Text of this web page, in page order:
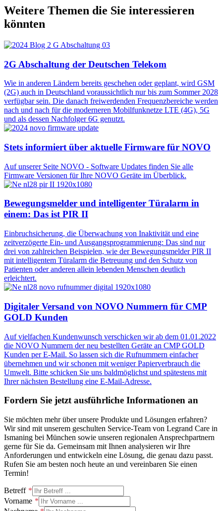
Weitere Themen die Sie interessieren
könnten
2G Abschaltung der Deutschen Telekom
Wie in anderen Ländern bereits geschehen oder geplant, wird GSM
(2G) auch in Deutschland voraussichtlich nur bis zum Sommer 2028
verfügbar sein. Die danach freiwerdenden Frequenzbereiche werden
nach und nach für die moderneren Mobilfunknetze LTE (4G), 5G
und als dessen Nachfolger 6G genutzt.
Stets informiert über aktuelle Firmware für NOVO
Auf unserer Seite NOVO - Software Updates finden Sie alle
Firmware Versionen für Ihre NOVO Geräte im Überblick.
Bewegungsmelder und intelligenter Türalarm in
einem: Das ist PIR II
Einbruchsicherung, die Überwachung von Inaktivität und eine
zeitverzögerte Ein- und Ausgangsprogrammierung: Das sind nur
drei von zahlreichen Beispielen, wie der Bewegungsmelder PIR II
mit intelligentem Türalarm die Betreuung und den Schutz von
Patienten oder anderen allein lebenden Menschen deutlich
erleichtert.
Digitaler Versand von NOVO Nummern für CMP
GOLD Kunden
Auf vielfachen Kundenwunsch verschicken wir ab dem 01.01.2022
die NOVO Nummern der neu bestellten Geräte an CMP GOLD
Kunden per E-Mail. So lassen sich die Rufnummern einfacher
übernehmen und wir schonen mit weniger Papierverbrauch die
Umwelt. Bitte schicken Sie uns baldmöglichst und spätestens mit
Ihrer nächsten Bestellung eine E-Mail-Adresse.
Fordern Sie jetzt ausführliche Informationen an
Sie möchten mehr über unsere Produkte und Lösungen erfahren?
Wir sind mit unserem geschulten Service-Team von Legrand Care in
Ismaning bei München sowie unseren regionalen Ansprechpartnern
gerne für Sie da. Gemeinsam mit Ihnen analysieren wir Ihre
Anforderungen und entwickeln eine Lösung, die genau dazu passt.
Rufen Sie am besten noch heute an und vereinbaren Sie einen
Termin!
Betreff
Vorname